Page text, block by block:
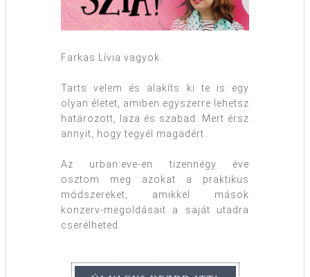
Farkas Lívia vagyok.
Tarts velem és alakíts ki te is egy
olyan életet, amiben egyszerre lehetsz
határozott, laza és szabad. Mert érsz
annyit, hogy tegyél magadért.
Az urban:eve-en tizennégy éve
osztom meg azokat a praktikus
módszereket, amikkel mások
konzerv-megoldásait a saját utadra
cserélheted.